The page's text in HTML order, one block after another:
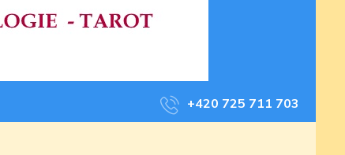
+420 725 711 703